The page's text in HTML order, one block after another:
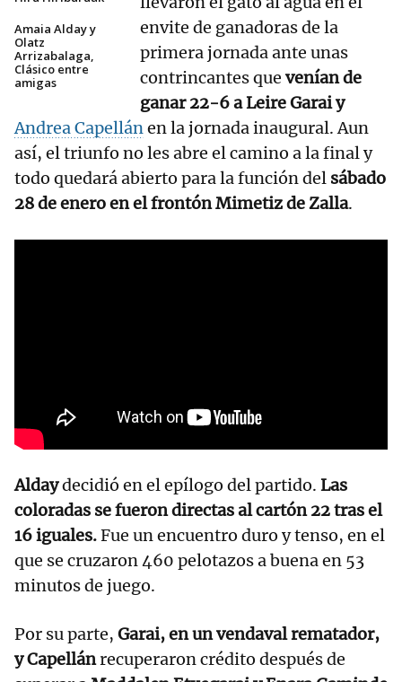
Amaia Alday y
Olatz
Arrizabalaga,
Clásico entre
amigas
envite de ganadoras de la
primera jornada ante unas
contrincantes que venían de
ganar 22-6 a Leire Garai y
Andrea Capellánen la jornada inaugural. Aun
así, el triunfo no les abre el camino a la final y
todo quedará abierto para la función del sábado
28 de enero en el frontón Mimetiz de Zalla.
Aldaydecidió en el epílogo del partido. Las
coloradas se fueron directas al cartón 22 tras el
16 iguales.Fue un encuentro duro y tenso, en el
que se cruzaron 460 pelotazos a buena en 53
minutos de juego.
Por su parte, Garai, en un vendaval rematador,
y Capellánrecuperaron crédito después de